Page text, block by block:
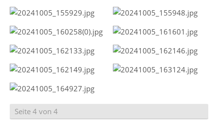
Seite 4 von 4